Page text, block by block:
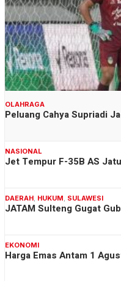
OLAHRAGA
Peluang Cahya Supriadi
NASIONAL
Jet Tempur F-35B AS
DAERAH HUKUM SULAWESI
JATAM Sulteng Gugat
EKONOMI
Harga Emas Antam 1